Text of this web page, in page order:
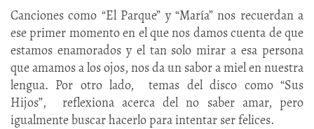
Canciones como “El Parque” y “María” nos recuerdan a
ese primer momento en el que nos damos cuenta de que
estamos enamorados y el tan solo mirar a esa persona
que amamos a los ojos, nos da un sabor a miel en nuestra
lengua. Por otro lado, temas del disco como “Sus
Hijos”, reflexiona acerca del no saber amar, pero
igualmente buscar hacerlo para intentar ser felices.